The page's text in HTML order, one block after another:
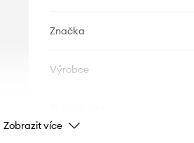
Značka
Výrobce
Zobrazit více